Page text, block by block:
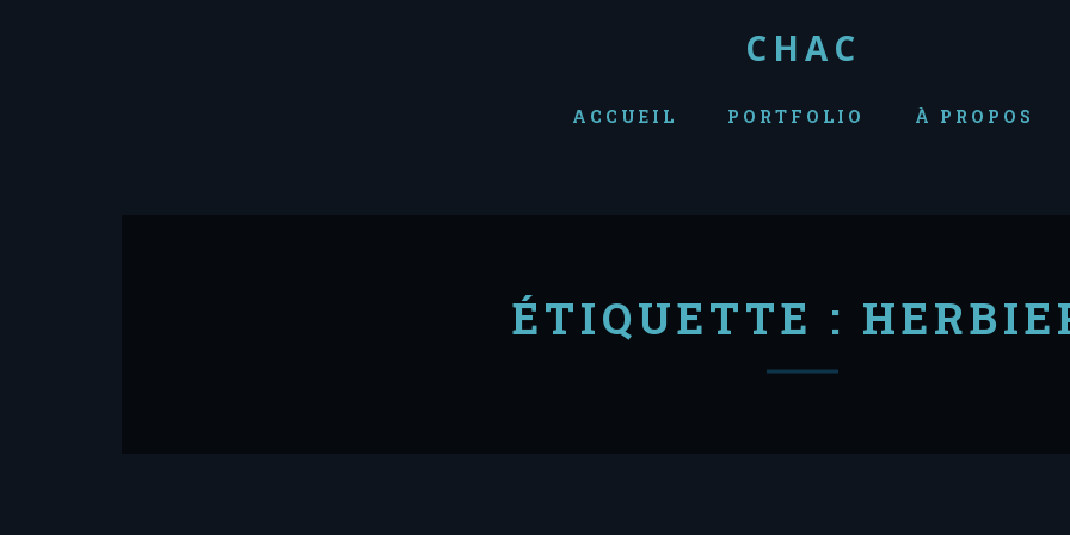
CHAC
ACCUEIL PORTFOLIO À PROPOS
ÉTIQUETTE :